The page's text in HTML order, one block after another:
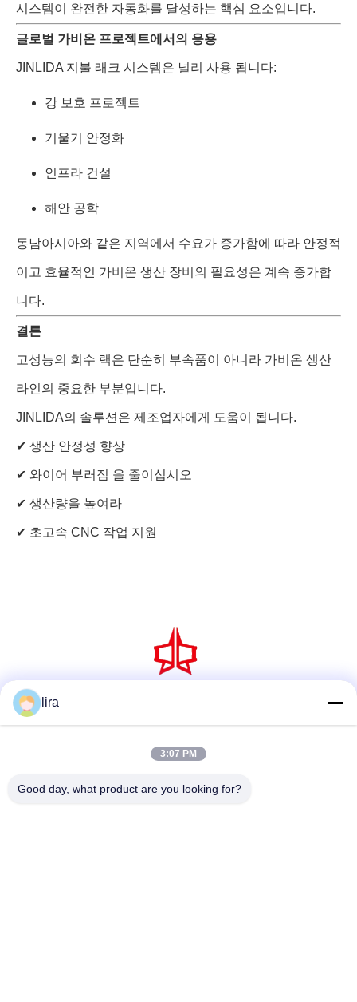
시스템이 완전한 자동화를 달성하는 핵심 요소입니다.
글로벌 가비온 프로젝트에서의 응용
JINLIDA 지불 래크 시스템은 널리 사용 됩니다:
강 보호 프로젝트
기울기 안정화
인프라 건설
해안 공학
동남아시아와 같은 지역에서 수요가 증가함에 따라 안정적
이고 효율적인 가비온 생산 장비의 필요성은 계속 증가합
니다.
결론
고성능의 회수 랙은 단순히 부속품이 아니라 가비온 생산
라인의 중요한 부분입니다.
JINLIDA의 솔루션은 제조업자에게 도움이 됩니다.
✔ 생산 안정성 향상
✔ 와이어 부러짐 을 줄이십시오
✔ 생산량을 높여라
✔ 초고속 CNC 작업 지원
빠른 연락
lira
3:07 PM
Good day, what product are you looking for?